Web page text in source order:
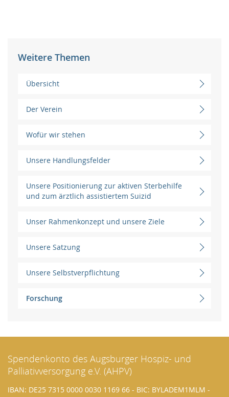
Weitere Themen
Übersicht
Der Verein
Wofür wir stehen
Unsere Handlungsfelder
Unsere Positionierung zur aktiven Sterbehilfe
und zum ärztlich assistiertem Suizid
Unser Rahmenkonzept und unsere Ziele
Unsere Satzung
Unsere Selbstverpflichtung
Forschung
Spendenkonto des Augsburger Hospiz- und
Palliativversorgung e.V. (AHPV)
IBAN: DE25 7315 0000 0030 1169 66 - BIC: BYLADEM1MLM -